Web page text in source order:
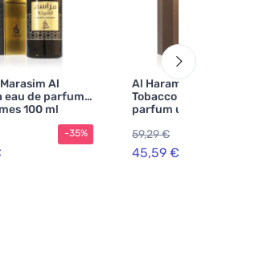
Al
eau de parfum
100 ml
-35%
Al Haramain Amber
Tobacco Edition eau
parfum unisex 60 ml
59,29 €
45,59 €